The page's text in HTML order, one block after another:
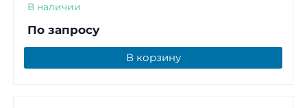
В наличии
По запросу
В корзину